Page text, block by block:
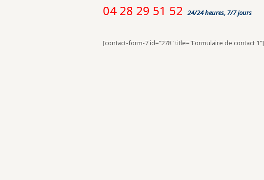
04 28 29 51 52 24/24 heures, 7/7 jours
[contact-form-7 id="278" title="Formulaire de contact 1"]